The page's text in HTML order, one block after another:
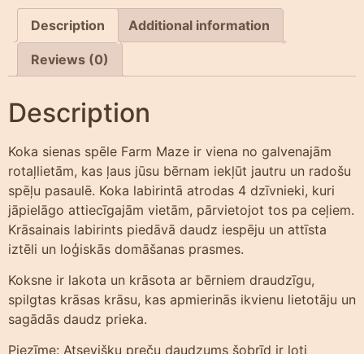
Description Additional information
Reviews (0)
Description
Koka sienas spēle Farm Maze ir viena no galvenajām
rotaļlietām, kas ļaus jūsu bērnam iekļūt jautru un radošu
spēļu pasaulē. Koka labirintā atrodas 4 dzīvnieki, kuri
jāpielāgo attiecīgajām vietām, pārvietojot tos pa ceļiem.
Krāsainais labirints piedāvā daudz iespēju un attīsta
iztēli un loģiskās domāšanas prasmes.
Koksne ir lakota un krāsota ar bērniem draudzīgu,
spilgtas krāsas krāsu, kas apmierinās ikvienu lietotāju un
sagādās daudz prieka.
Piezīme: Atsevišķu preču daudzums šobrīd ir ļoti